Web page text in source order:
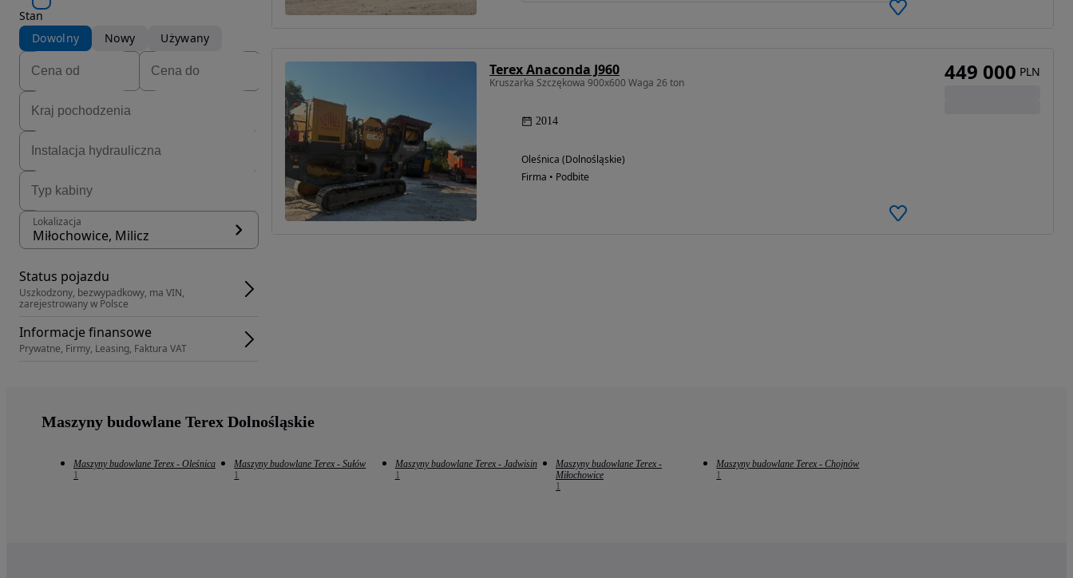
Stan
Dowolny
Nowy Używany
Lokalizacja
Miłochowice, Milicz
Status pojazdu
Uszkodzony, bezwypadkowy, ma VIN,
zarejestrowany w Polsce
Informacje finansowe
Prywatne, Firmy, Leasing, Faktura VAT
Terex Anaconda J960
Kruszarka Szczękowa 900x600 Waga 26 ton
2014
Oleśnica (Dolnośląskie)
Firma • Podbite
449 000 PLN
Maszyny budowlane Terex Dolnośląskie
Maszyny budowlane Terex - Oleśnica
1
Maszyny budowlane Terex - Sułów
1
Maszyny budowlane Terex - Jadwisin
1
Maszyny budowlane Terex -
Miłochowice
1
Maszyny budowlane Terex - Chojnów
1